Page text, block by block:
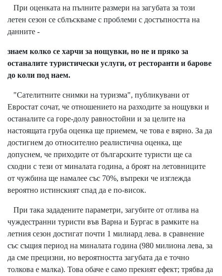
При оценката на пълните размери на загубата за този
летен сезон се сблъскваме с проблеми с достъпността на
данните -
знаем колко се харчи за нощувки, но не и пряко за
останалите туристически услуги, от ресторанти и барове
до коли под наем.
"Сателитните снимки на туризма", публикувани от
Евростат сочат, че отношението на разходите за нощувки и
останалите са горе-долу равностойни и за целите на
настоящата груба оценка ще приемем, че това е вярно. За да
достигнем до относително реалистична оценка, ще
допуснем, че приходите от българските туристи ще са
сходни с тези от миналата година, а броят на летовниците
от чужбина ще намалее със 70%, въпреки че изглежда
вероятно истинският спад да е по-висок.
При така зададените параметри, загубите от отлива на
чуждестранни туристи във Варна и Бургас в рамките на
летния сезон достигат почти 1 милиард лева. в сравнение
със същия период на миналата година (980 милиона лева, за
да сме прецизни, но вероятността загубата да е точно
толкова е малка). Това обаче е само прекият ефект; трябва да